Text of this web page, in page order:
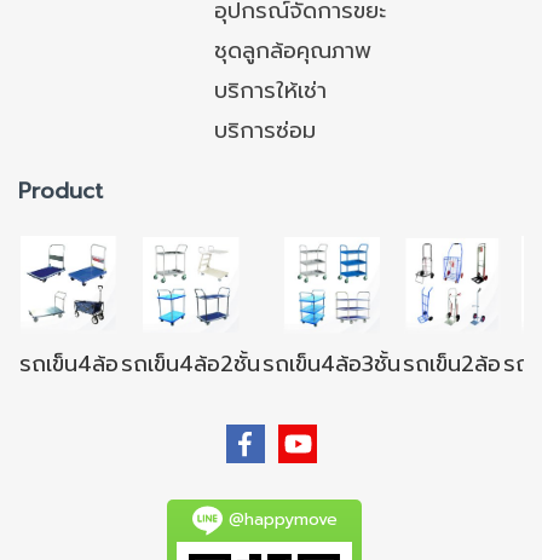
อุปกรณ์จัดการขยะ
ชุดลูกล้อคุณภาพ
บริการให้เช่า
บริการซ่อม
Product
รถเข็น4ล้อรถเข็น4ล้อ2ชั้นรถเข็น4ล้อ3ชั้นรถเข็น2ล้อรถ
@happymove